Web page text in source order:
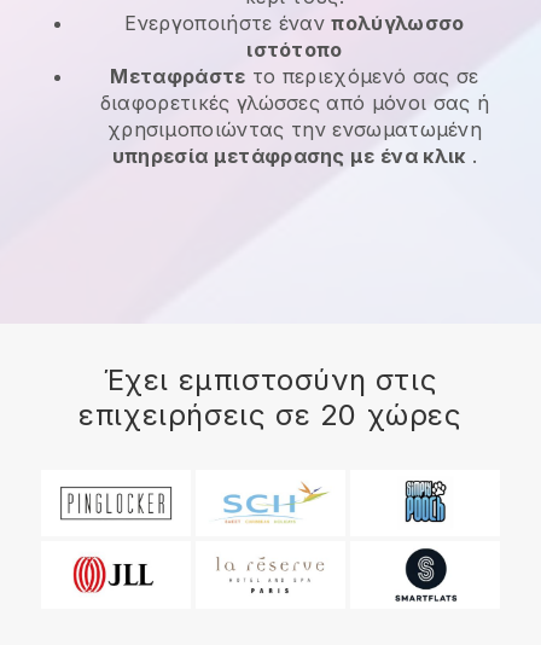
Ενεργοποιήστε ένανπολύγλωσσο
ιστότοπο
Μεταφράστε το περιεχόμενό σας σε
διαφορετικές γλώσσες από μόνοι σας ή
χρησιμοποιώντας την ενσωματωμένη
υπηρεσία μετάφρασης με ένα κλικ .
Έχει εμπιστοσύνη στις
επιχειρήσεις σε 20 χώρες